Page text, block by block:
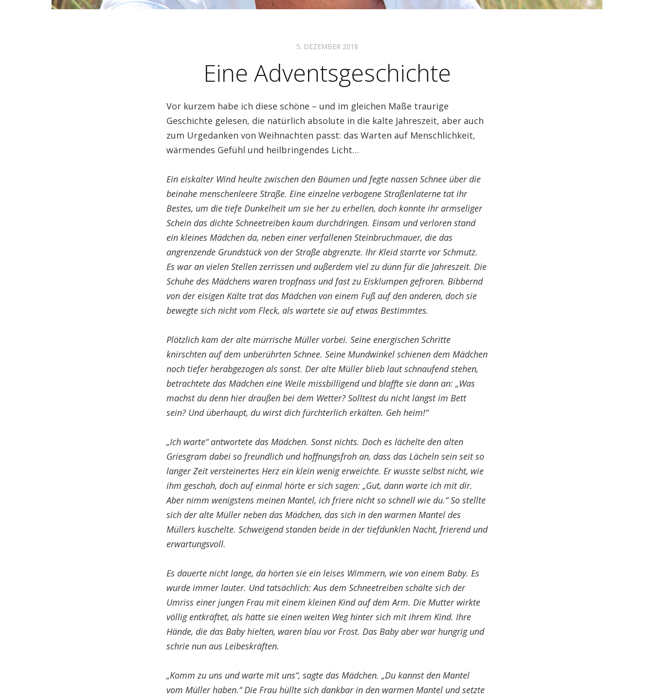
5. DEZEMBER 2018
Eine Adventsgeschichte
Vor kurzem habe ich diese schöne – und im gleichen Maße traurige
Geschichte gelesen, die natürlich absolute in die kalte Jahreszeit, aber auch
zum Urgedanken von Weihnachten passt: das Warten auf Menschlichkeit,
wärmendes Gefühl und heilbringendes Licht…
Ein eiskalter Wind heulte zwischen den Bäumen und fegte nassen Schnee über die
beinahe menschenleere Straße. Eine einzelne verbogene Straßenlaterne tat ihr
Bestes, um die tiefe Dunkelheit um sie her zu erhellen, doch konnte ihr armseliger
Schein das dichte Schneetreiben kaum durchdringen. Einsam und verloren stand
ein kleines Mädchen da, neben einer verfallenen Steinbruchmauer, die das
angrenzende Grundstück von der Straße abgrenzte. Ihr Kleid starrte vor Schmutz.
Es war an vielen Stellen zerrissen und außerdem viel zu dünn für die Jahreszeit. Die
Schuhe des Mädchens waren tropfnass und fast zu Eisklumpen gefroren. Bibbernd
von der eisigen Kälte trat das Mädchen von einem Fuß auf den anderen, doch sie
bewegte sich nicht vom Fleck, als wartete sie auf etwas Bestimmtes.
Plötzlich kam der alte mürrische Müller vorbei. Seine energischen Schritte
knirschten auf dem unberührten Schnee. Seine Mundwinkel schienen dem Mädchen
noch tiefer herabgezogen als sonst. Der alte Müller blieb laut schnaufend stehen,
betrachtete das Mädchen eine Weile missbilligend und blaffte sie dann an: „Was
machst du denn hier draußen bei dem Wetter? Solltest du nicht längst im Bett
sein? Und überhaupt, du wirst dich fürchterlich erkälten. Geh heim!“
„Ich warte“ antwortete das Mädchen. Sonst nichts. Doch es lächelte den alten
Griesgram dabei so freundlich und hoffnungsfroh an, dass das Lächeln sein seit so
langer Zeit versteinertes Herz ein klein wenig erweichte. Er wusste selbst nicht, wie
ihm geschah, doch auf einmal hörte er sich sagen: „Gut, dann warte ich mit dir.
Aber nimm wenigstens meinen Mantel, ich friere nicht so schnell wie du.“ So stellte
sich der alte Müller neben das Mädchen, das sich in den warmen Mantel des
Müllers kuschelte. Schweigend standen beide in der tiefdunklen Nacht, frierend und
erwartungsvoll.
Es dauerte nicht lange, da hörten sie ein leises Wimmern, wie von einem Baby. Es
wurde immer lauter. Und tatsächlich: Aus dem Schneetreiben schälte sich der
Umriss einer jungen Frau mit einem kleinen Kind auf dem Arm. Die Mutter wirkte
völlig entkräftet, als hätte sie einen weiten Weg hinter sich mit ihrem Kind. Ihre
Hände, die das Baby hielten, waren blau vor Frost. Das Baby aber war hungrig und
schrie nun aus Leibeskräften.
„Komm zu uns und warte mit uns“, sagte das Mädchen. „Du kannst den Mantel
vom Müller haben.“ Die Frau hüllte sich dankbar in den warmen Mantel und setzte